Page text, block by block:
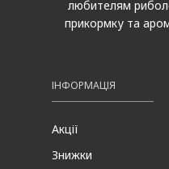
любителям
прикормку та
ІНФОРМАЦІЯ
Акції
Знижки